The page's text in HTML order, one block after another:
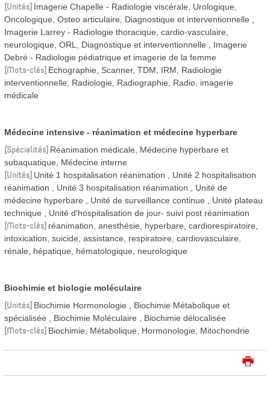
Unités Imagerie Chapelle - Radiologie viscérale, Urologique,
Oncologique, Osteo articulaire, Diagnostique et interventionnelle
Imagerie Larrey - Radiologie thoracique, cardio-vasculaire,
neurologique, ORL, Diagnostique et interventionnelle
Imagerie
Debré - Radiologie pédiatrique et imagerie de la femme
Mots-clés Echographie, Scanner, TDM, IRM, Radiologie
interventionnelle, Radiologie, Radiographie, Radio, imagerie
médicale
Médecine intensive - réanimation et médecine hyperbare
Spécialités Réanimation médicale, Médecine hyperbare et
subaquatique, Médecine interne
Unités Unité 1 hospitalisation réanimation
Unité 2 hospitalisation
réanimation
Unité 3 hospitalisation réanimation
Unité de
médecine hyperbare
Unité de surveillance continue
Unité plateau
technique
Unité d'hospitalisation de jour- suivi post réanimation
Mots-clés réanimation, anesthésie, hyperbare, cardiorespiratoire,
intoxication, suicide, assistance, respiratoire, cardiovasculaire,
rénale, hépatique, hématologique, neurologique
Biochimie et biologie moléculaire
Unités Biochimie Hormonologie
Biochimie Métabolique et
spécialisée
Biochimie Moléculaire Biochimie délocalisée
Mots-clés Biochimie, Métabolique, Hormonologie, Mitochondrie
I
m